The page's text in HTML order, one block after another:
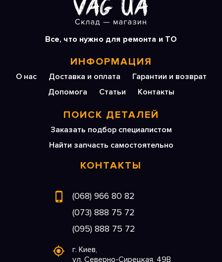
Все, что нужно для ремонта и ТО
ИНФОРМАЦИЯ
О нас Доставка и оплата
Гарантии и возврат
Допомога
Статьи Контакты
ПОИСК ДЕТАЛЕЙ
Заказать подбор специалистом
Найти запчасть самостоятельно
КОНТАКТЫ
(068) 966 80 82
(073) 888 75 72
(095) 888 75 72
г. Киев,
ул. Северно-Сирецкая, 49В